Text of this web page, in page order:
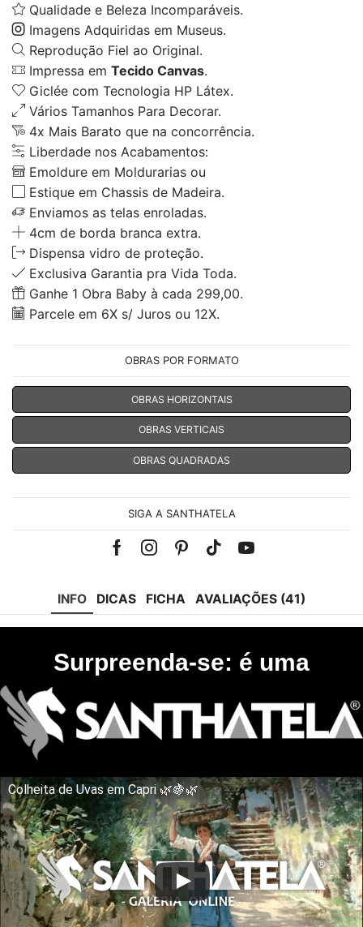
Qualidade e Beleza Incomparáveis.
Imagens Adquiridas em Museus.
Reprodução Fiel ao Original.
Impressa em Tecido Canvas.
Giclée com Tecnologia HP Látex.
Vários Tamanhos Para Decorar.
4x Mais Barato que na concorrência.
Liberdade nos Acabamentos:
Emoldure em Moldurarias ou
Estique em Chassis de Madeira.
Enviamos as telas enroladas.
4cm de borda branca extra.
Dispensa vidro de proteção.
Exclusiva Garantia pra Vida Toda.
Ganhe 1 Obra Baby à cada 299,00.
Parcele em 6X s/ Juros ou 12X.
OBRAS POR FORMATO
OBRAS HORIZONTAIS
OBRAS VERTICAIS
OBRAS QUADRADAS
SIGA A SANTHATELA
Facebook
Instagram
Pinterest
Tik-Youtube
INFO DICAS FICHA AVALIAÇÕES (41)
Surpreenda-se: é uma
Colheita de Uvas em Capri 🌿🍇🌿